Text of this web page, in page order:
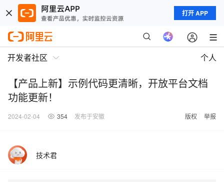
打开 APP
开发者社区 个人
【产品上新】示例代码更清晰，开放平台文档
功能更新！
2024-02-04 354 发布于安徽 版权 举报
技术君